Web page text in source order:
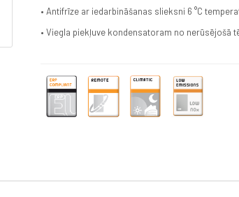
• Antifrīze ar iedarbināšanas slieksni 6 °C
• Viegla piekļuve kondensatoram no nerūsējošā